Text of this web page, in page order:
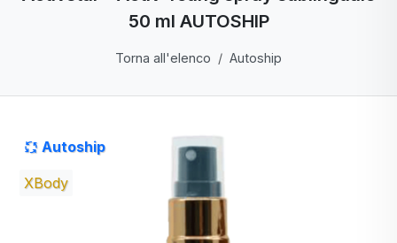
50 ml AUTOSHIP
Torna all'elenco Autoship
Autoship
XBody